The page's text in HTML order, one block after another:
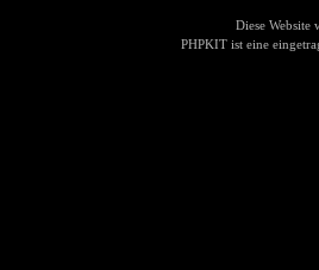
Diese Website
PHPKIT ist eine